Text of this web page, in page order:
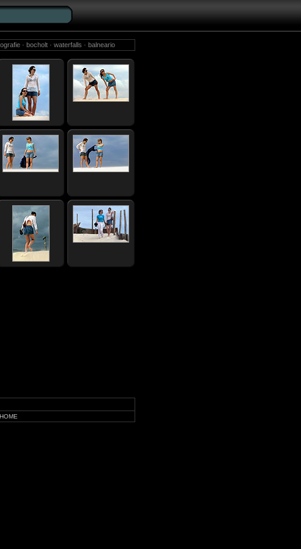
· bocholt · waterfalls · balneario